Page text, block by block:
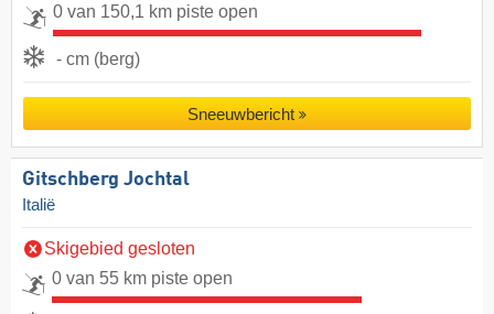
0 van 150,1 km piste open
- cm (berg)
Sneeuwbericht
Gitschberg Jochtal
Italië
Skigebied gesloten
0 van 55 km piste open